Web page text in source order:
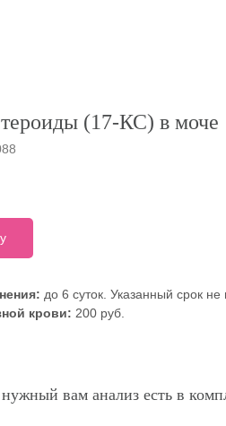
(17-КС) в моче
до 6 суток. Указанный срок
крови: 200 руб.
вам анализ есть в